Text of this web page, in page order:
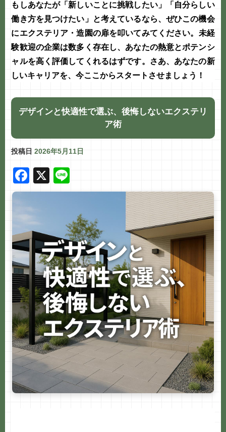
もしあなたが「新しいことに挑戦したい」「自分らしい
働き方を見つけたい」と考えているなら、ぜひこの機会
にエクステリア・造園の扉を叩いてみてください。 未経
験歓迎の企業は数多く存在し、あなたの熱意とポテンシ
ャルを高く評価してくれるはずです。さあ、あなたの新
しいキャリアを、今ここからスタートさせましょう！
デザインと快適性で選ぶ、後悔しないエクステリ
ア術
投稿日 2026年5月11日
F
a
c
e
b
o
o
k
X
n